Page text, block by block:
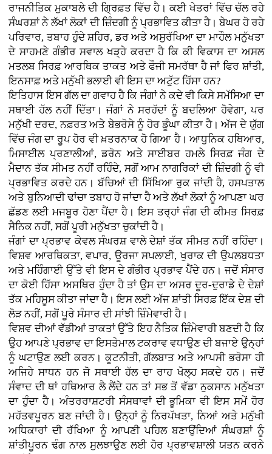
ਰਾਜਨੀਤਿਕ ਮੁਕਾਬਲੇ ਦੀ ਗ੍ਰਿਫ਼ਤ ਵਿੱਚ ਹੈ। ਕਈ ਖੇਤਰਾਂ ਵਿੱਚ ਚੱਲ ਰਹੇ
ਸੰਘਰਸ਼ਾਂ ਨੇ ਲੱਖਾਂ ਲੋਕਾਂ ਦੀ ਜ਼ਿੰਦਗੀ ਨੂੰ ਪ੍ਰਭਾਵਿਤ ਕੀਤਾ ਹੈ। ਬੇਘਰ ਹੋ ਰਹੇ
ਪਰਿਵਾਰ, ਤਬਾਹ ਹੁੰਦੇ ਸ਼ਹਿਰ, ਡਰ ਅਤੇ ਅਸੁਰੱਖਿਆ ਦਾ ਮਾਹੌਲ ਮਨੁੱਖਤਾ
ਦੇ ਸਾਹਮਣੇ ਗੰਭੀਰ ਸਵਾਲ ਖੜ੍ਹੇ ਕਰਦਾ ਹੈ ਕਿ ਕੀ ਵਿਕਾਸ ਦਾ ਅਸਲ
ਮਤਲਬ ਸਿਰਫ਼ ਆਰਥਿਕ ਤਾਕਤ ਅਤੇ ਫੌਜੀ ਸਮਰੱਥਾ ਹੈ ਜਾਂ ਫਿਰ ਸ਼ਾਂਤੀ,
ਇਨਸਾਫ਼ ਅਤੇ ਮਨੁੱਖੀ ਭਲਾਈ ਵੀ ਇਸ ਦਾ ਅਟੁੱਟ ਹਿੱਸਾ ਹਨ?
ਇਤਿਹਾਸ ਇਸ ਗੱਲ ਦਾ ਗਵਾਹ ਹੈ ਕਿ ਜੰਗਾਂ ਨੇ ਕਦੇ ਵੀ ਕਿਸੇ ਸਮੱਸਿਆ ਦਾ
ਸਥਾਈ ਹੱਲ ਨਹੀਂ ਦਿੱਤਾ। ਜੰਗਾਂ ਨੇ ਸਰਹੱਦਾਂ ਨੂੰ ਬਦਲਿਆ ਹੋਵੇਗਾ, ਪਰ
ਮਨੁੱਖੀ ਦਰਦ, ਨਫ਼ਰਤ ਅਤੇ ਬੇਭਰੋਸੇ ਨੂੰ ਹੋਰ ਡੂੰਘਾ ਕੀਤਾ ਹੈ। ਅੱਜ ਦੇ ਯੁੱਗ
ਵਿੱਚ ਜੰਗ ਦਾ ਰੂਪ ਹੋਰ ਵੀ ਖ਼ਤਰਨਾਕ ਹੋ ਗਿਆ ਹੈ। ਆਧੁਨਿਕ ਹਥਿਆਰ,
ਮਿਸਾਈਲ ਪ੍ਰਣਾਲੀਆਂ, ਡਰੋਨ ਅਤੇ ਸਾਈਬਰ ਹਮਲੇ ਸਿਰਫ਼ ਜੰਗ ਦੇ
ਮੈਦਾਨ ਤੱਕ ਸੀਮਤ ਨਹੀਂ ਰਹਿੰਦੇ, ਸਗੋਂ ਆਮ ਨਾਗਰਿਕਾਂ ਦੀ ਜ਼ਿੰਦਗੀ ਨੂੰ ਵੀ
ਪ੍ਰਭਾਵਿਤ ਕਰਦੇ ਹਨ। ਬੱਚਿਆਂ ਦੀ ਸਿੱਖਿਆ ਰੁਕ ਜਾਂਦੀ ਹੈ, ਹਸਪਤਾਲ
ਅਤੇ ਬੁਨਿਆਦੀ ਢਾਂਚਾ ਤਬਾਹ ਹੋ ਜਾਂਦਾ ਹੈ ਅਤੇ ਲੱਖਾਂ ਲੋਕਾਂ ਨੂੰ ਆਪਣਾ ਘਰ
ਛੱਡਣ ਲਈ ਮਜਬੂਰ ਹੋਣਾ ਪੈਂਦਾ ਹੈ। ਇਸ ਤਰ੍ਹਾਂ ਜੰਗ ਦੀ ਕੀਮਤ ਸਿਰਫ਼
ਸੈਨਿਕ ਨਹੀਂ, ਸਗੋਂ ਪੂਰੀ ਮਨੁੱਖਤਾ ਚੁਕਾਂਦੀ ਹੈ।
ਜੰਗਾਂ ਦਾ ਪ੍ਰਭਾਵ ਕੇਵਲ ਸੰਘਰਸ਼ ਵਾਲੇ ਦੇਸ਼ਾਂ ਤੱਕ ਸੀਮਤ ਨਹੀਂ ਰਹਿੰਦਾ।
ਵਿਸ਼ਵ ਆਰਥਿਕਤਾ, ਵਪਾਰ, ਊਰਜਾ ਸਪਲਾਈ, ਖੁਰਾਕ ਦੀ ਉਪਲਬਧਤਾ
ਅਤੇ ਮਹਿੰਗਾਈ ਉੱਤੇ ਵੀ ਇਸ ਦੇ ਗੰਭੀਰ ਪ੍ਰਭਾਵ ਪੈਂਦੇ ਹਨ। ਜਦੋਂ ਸੰਸਾਰ
ਦਾ ਕੋਈ ਹਿੱਸਾ ਅਸਥਿਰ ਹੁੰਦਾ ਹੈ ਤਾਂ ਉਸ ਦਾ ਅਸਰ ਦੂਰ-ਦੁਰਾਡੇ ਦੇ ਦੇਸ਼ਾਂ
ਤੱਕ ਮਹਿਸੂਸ ਕੀਤਾ ਜਾਂਦਾ ਹੈ। ਇਸ ਲਈ ਅੱਜ ਸ਼ਾਂਤੀ ਸਿਰਫ਼ ਇੱਕ ਦੇਸ਼ ਦੀ
ਲੋੜ ਨਹੀਂ, ਸਗੋਂ ਪੂਰੇ ਸੰਸਾਰ ਦੀ ਸਾਂਝੀ ਜ਼ਿੰਮੇਵਾਰੀ ਹੈ।
ਵਿਸ਼ਵ ਦੀਆਂ ਵੱਡੀਆਂ ਤਾਕਤਾਂ ਉੱਤੇ ਇਹ ਨੈਤਿਕ ਜ਼ਿੰਮੇਵਾਰੀ ਬਣਦੀ ਹੈ ਕਿ
ਉਹ ਆਪਣੇ ਪ੍ਰਭਾਵ ਦਾ ਇਸਤੇਮਾਲ ਟਕਰਾਵ ਵਧਾਉਣ ਦੀ ਬਜਾਏ ਉਨ੍ਹਾਂ
ਨੂੰ ਘਟਾਉਣ ਲਈ ਕਰਨ। ਕੂਟਨੀਤੀ, ਗੱਲਬਾਤ ਅਤੇ ਆਪਸੀ ਭਰੋਸਾ ਹੀ
ਅਜਿਹੇ ਸਾਧਨ ਹਨ ਜੋ ਸਥਾਈ ਹੱਲ ਦਾ ਰਾਹ ਖੋਲ੍ਹ ਸਕਦੇ ਹਨ। ਜਦੋਂ
ਸੰਵਾਦ ਦੀ ਥਾਂ ਹਥਿਆਰ ਲੈ ਲੈਂਦੇ ਹਨ ਤਾਂ ਸਭ ਤੋਂ ਵੱਡਾ ਨੁਕਸਾਨ ਮਨੁੱਖਤਾ
ਦਾ ਹੁੰਦਾ ਹੈ। ਅੰਤਰਰਾਸ਼ਟਰੀ ਸੰਸਥਾਵਾਂ ਦੀ ਭੂਮਿਕਾ ਵੀ ਇਸ ਸਮੇਂ ਹੋਰ
ਮਹੱਤਵਪੂਰਨ ਬਣ ਜਾਂਦੀ ਹੈ। ਉਨ੍ਹਾਂ ਨੂੰ ਨਿਰਪੱਖਤਾ, ਨਿਆਂ ਅਤੇ ਮਨੁੱਖੀ
ਅਧਿਕਾਰਾਂ ਦੀ ਰੱਖਿਆ ਨੂੰ ਆਪਣੀ ਪਹਿਲ ਬਣਾਉਂਦਿਆਂ ਸੰਘਰਸ਼ਾਂ ਨੂੰ
ਸ਼ਾਂਤੀਪੂਰਨ ਢੰਗ ਨਾਲ ਸੁਲਝਾਉਣ ਲਈ ਹੋਰ ਪ੍ਰਭਾਵਸ਼ਾਲੀ ਯਤਨ ਕਰਨੇ